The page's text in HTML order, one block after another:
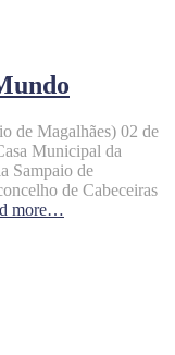
de Magalhães) 02 de
Municipal da
Sampaio de
de Cabeceiras
more…